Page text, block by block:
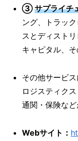
③サプライチ
ング、トラッ
スとディスト
キャピタル、そ
その他サービ
ロジスティク
通関・保険など
Webサイト：